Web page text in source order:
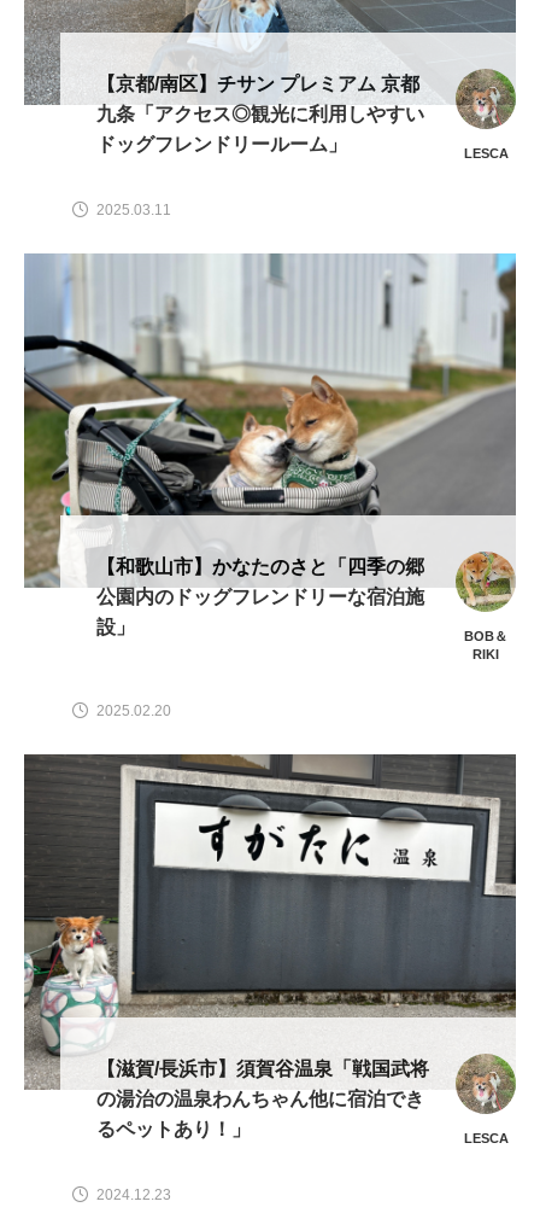
【京都/南区】チサン プレミアム 京都
九条「アクセス◎観光に利用しやすい
ドッグフレンドリールーム」
LESCA
2025.03.11
【和歌山市】かなたのさと「四季の郷
公園内のドッグフレンドリーな宿泊施
設」
BOB＆
RIKI
2025.02.20
【滋賀/長浜市】須賀谷温泉「戦国武将
の湯治の温泉わんちゃん他に宿泊でき
るペットあり！」
LESCA
2024.12.23